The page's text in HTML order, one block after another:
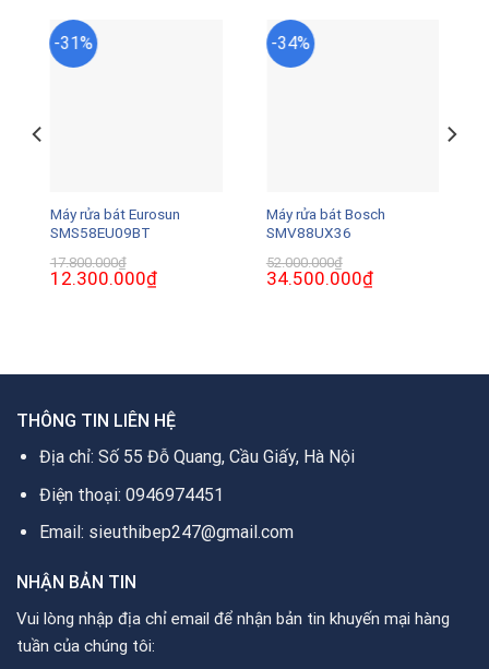
-31%
Máy rửa bát Eurosun
SMS58EU09BT
17.800.000₫
Giá
gốc
12.300.000₫Giá
hiện
-34%
Máy rửa bát Bosch
SMV88UX36
52.000.000₫
Giá
gốc
34.500.000₫Giá
hiện
THÔNG TIN LIÊN HỆ
Địa chỉ: Số 55 Đỗ Quang, Cầu Giấy, Hà Nội
Điện thoại: 0946974451
Email: sieuthibep247@gmail.com
NHẬN BẢN TIN
Vui lòng nhập địa chỉ email để nhận bản tin khuyến mại hàng
tuần của chúng tôi: